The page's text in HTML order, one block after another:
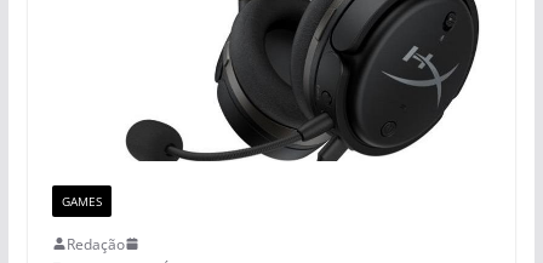
GAMES
Redação